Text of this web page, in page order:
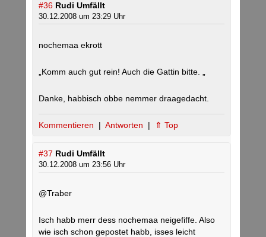
#36 Rudi Umfällt
30.12.2008 um 23:29 Uhr
nochemaa ekrott
„Komm auch gut rein! Auch die Gattin bitte. „
Danke, habbisch obbe nemmer draagedacht.
Kommentieren | Antworten | ⇑ Top
#37 Rudi Umfällt
30.12.2008 um 23:56 Uhr
@Traber
Isch habb merr dess nochemaa neigefiffe. Also
wie isch schon gepostet habb, isses leicht